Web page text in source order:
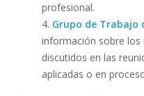
profesional.
4. Grupo de Trabajo
información sobre los
discutidos en las
aplicadas o en